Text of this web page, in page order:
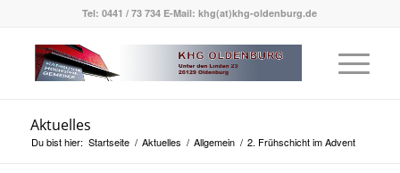
Tel: 0441 / 73 734 E-Mail: khg(at)khg-oldenburg.de
Aktuelles
Du bist hier: Startseite / Aktuelles / Allgemein / 2. Frühschicht im Advent